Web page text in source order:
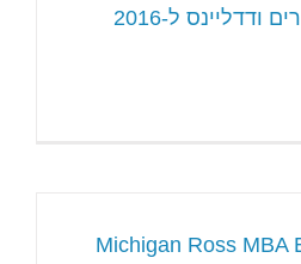
ודדליינס ל-2016
Michigan Ross MBA